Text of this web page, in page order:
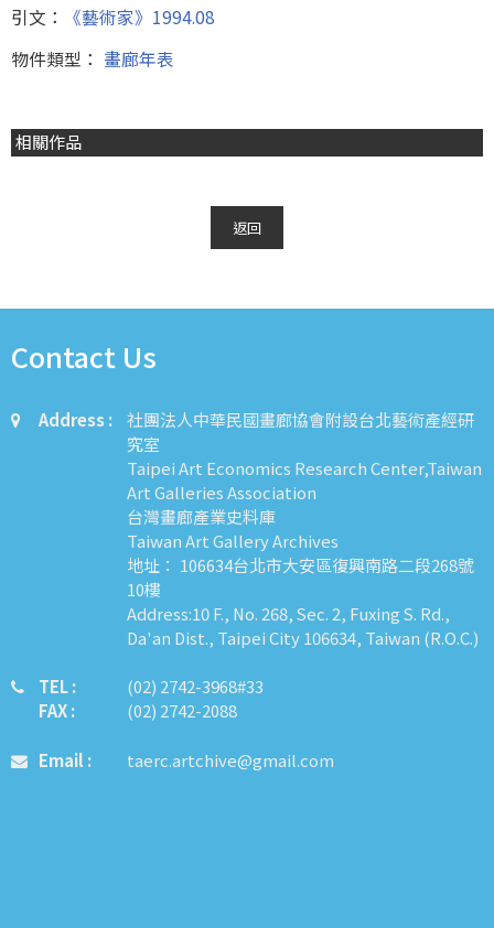
引文：
《藝術家》1994.08
物件類型： 畫廊年表
相關作品
返回
Contact Us
Address :
社團法人中華民國畫廊協會附設台北藝術產經研
究室
Taipei Art Economics Research Center,Taiwan
Art Galleries Association
台灣畫廊產業史料庫
Taiwan Art Gallery Archives
地址： 106634台北市大安區復興南路二段268號
10樓
Address:10 F., No. 268, Sec. 2, Fuxing S. Rd.,
Da'an Dist., Taipei City 106634, Taiwan (R.O.C.)
TEL :
FAX :
​​​​(02) 2742-3968#33
(02) 2742-2088
Email : taerc.artchive@gmail.com